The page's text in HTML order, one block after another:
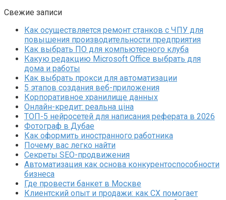
Свежие записи
Как осуществляется ремонт станков с ЧПУ для
повышения производительности предприятия
Как выбрать ПО для компьютерного клуба
Какую редакцию Microsoft Office выбрать для
дома и работы
Как выбрать прокси для автоматизации
5 этапов создания веб-приложения
Корпоративное хранилище данных
Онлайн-кредит: реальна ціна
ТОП-5 нейросетей для написания реферата в 2026
Фотограф в Дубае
Как оформить иностранного работника
Почему вас легко найти
Секреты SEO-продвижения
Автоматизация как основа конкурентоспособности
бизнеса
Где провести банкет в Москве
Клиентский опыт и продажи: как CX помогает